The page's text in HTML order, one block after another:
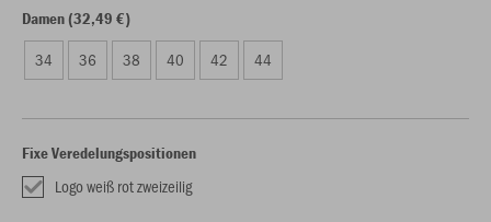
Damen (32,49 €)
34 36 38 40 42 44
Fixe Veredelungspositionen
Logo weiß rot zweizeilig